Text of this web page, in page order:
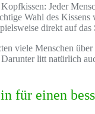
Jeder
Wahl des
direkt auf
viele Menschen
litt natürlich
für einen